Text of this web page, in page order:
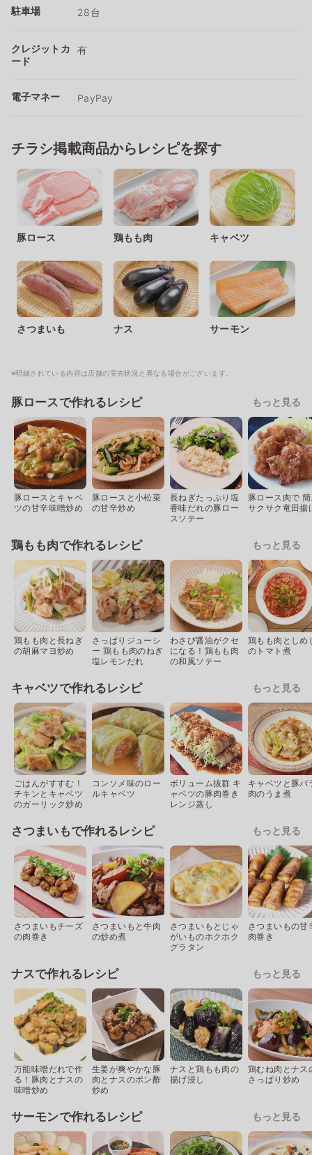
駐車場 28台
クレジットカ
ード
有
電子マネー PayPay
チラシ掲載商品からレシピを探す
豚ロース 鶏もも肉 キャベツ
さつまいも ナス サーモン
※明細されている内容は店舗の実売状況と異なる場合がございます。
豚ロースで作れるレシピ もっと見る
豚ロースとキャベ
ツの甘辛味噌炒め
豚ロースと小松菜
の甘辛炒め
長ねぎたっぷり塩
香味だれの豚ロー
スソテー
豚ロース肉で
サクサク竜田揚
鶏もも肉で作れるレシピ もっと見る
鶏もも肉と長ねぎ
の胡麻マヨ炒め
さっぱりジューシ
ー 鶏もも肉のねぎ
塩レモンだれ
わさび醤油がクセ
になる！鶏もも肉
の和風ソテー
鶏もも肉としめ
のトマト煮
キャベツで作れるレシピ もっと見る
ごはんがすすむ！
チキンとキャベツ
のガーリック炒め
コンソメ味のロー
ルキャベツ
ボリューム抜群 キ
ャベツの豚肉巻き
レンジ蒸し
キャベツと豚バ
肉のうま煮
さつまいもで作れるレシピ もっと見る
さつまいもチーズ
の肉巻き
さつまいもと牛肉
の炒め煮
さつまいもとじゃ
がいものホクホク
グラタン
さつまいもの甘
肉巻き
ナスで作れるレシピ もっと見る
万能味噌だれで作
る！豚肉とナスの
味噌炒め
生姜が爽やかな豚
肉とナスのポン酢
炒め
ナスと鶏もも肉の
揚げ浸し
鶏むね肉とナス
さっぱり炒め
サーモンで作れるレシピ もっと見る